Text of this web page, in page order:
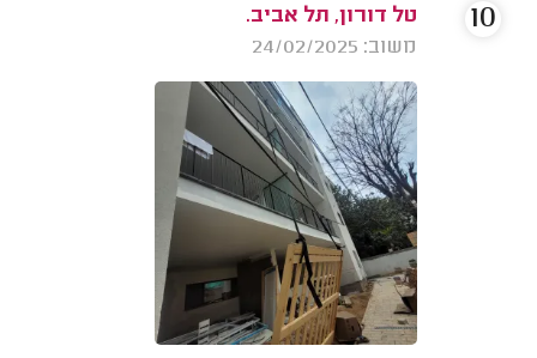
טל דורון, תל אביב.
משוב: 24/02/2025
10